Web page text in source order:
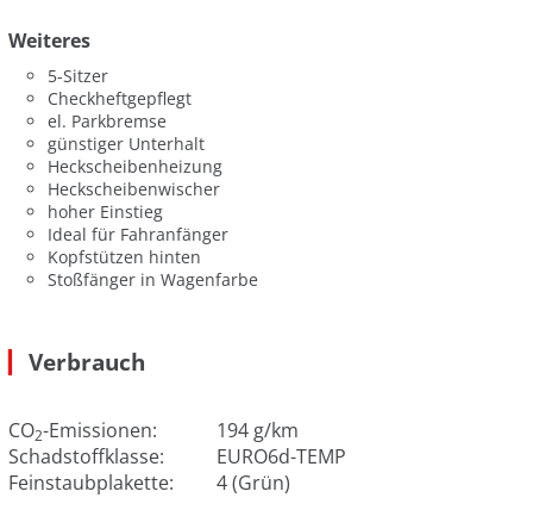
Weiteres
5-Sitzer
Checkheftgepflegt
el. Parkbremse
günstiger Unterhalt
Heckscheibenheizung
Heckscheibenwischer
hoher Einstieg
Ideal für Fahranfänger
Kopfstützen hinten
Stoßfänger in Wagenfarbe
Verbrauch
CO2-Emissionen:
194 g/km
Schadstoffklasse:
EURO6d-TEMP
Feinstaubplakette:
4 (Grün)